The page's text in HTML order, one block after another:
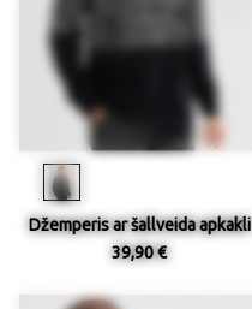
Džemperis ar šallveida apkakli
39,90 €